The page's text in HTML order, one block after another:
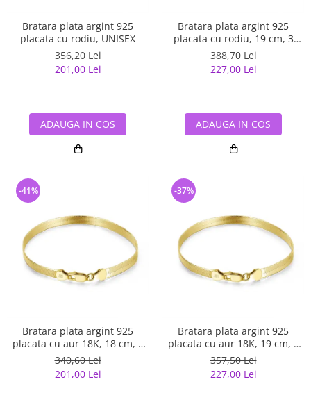
Bratara plata argint 925
placata cu rodiu, UNISEX
356,20 Lei
201,00 Lei
ADAUGA IN COS
Bratara plata argint 925
placata cu rodiu, 19 cm, 3
mm, UNISEX
388,70 Lei
227,00 Lei
ADAUGA IN COS
Bratara plata argint 925
placata cu aur 18K, 18 cm, 3
mm, UNISEX
340,60 Lei
201,00 Lei
-41%
Bratara plata argint 925
placata cu aur 18K, 19 cm, 3
mm, UNISEX
357,50 Lei
227,00 Lei
-37%